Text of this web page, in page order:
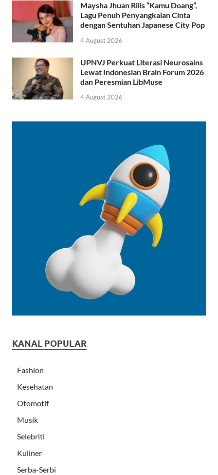
Maysha Jhuan Rilis “Kamu Doang”,
Lagu Penuh Penyangkalan Cinta
dengan Sentuhan Japanese City Pop
4 August 2026
UPNVJ Perkuat Literasi Neurosains
Lewat Indonesian Brain Forum 2026
dan Peresmian LibMuse
4 August 2026
KANAL POPULAR
Fashion
Kesehatan
Otomotif
Musik
Selebriti
Kuliner
Serba-Serbi